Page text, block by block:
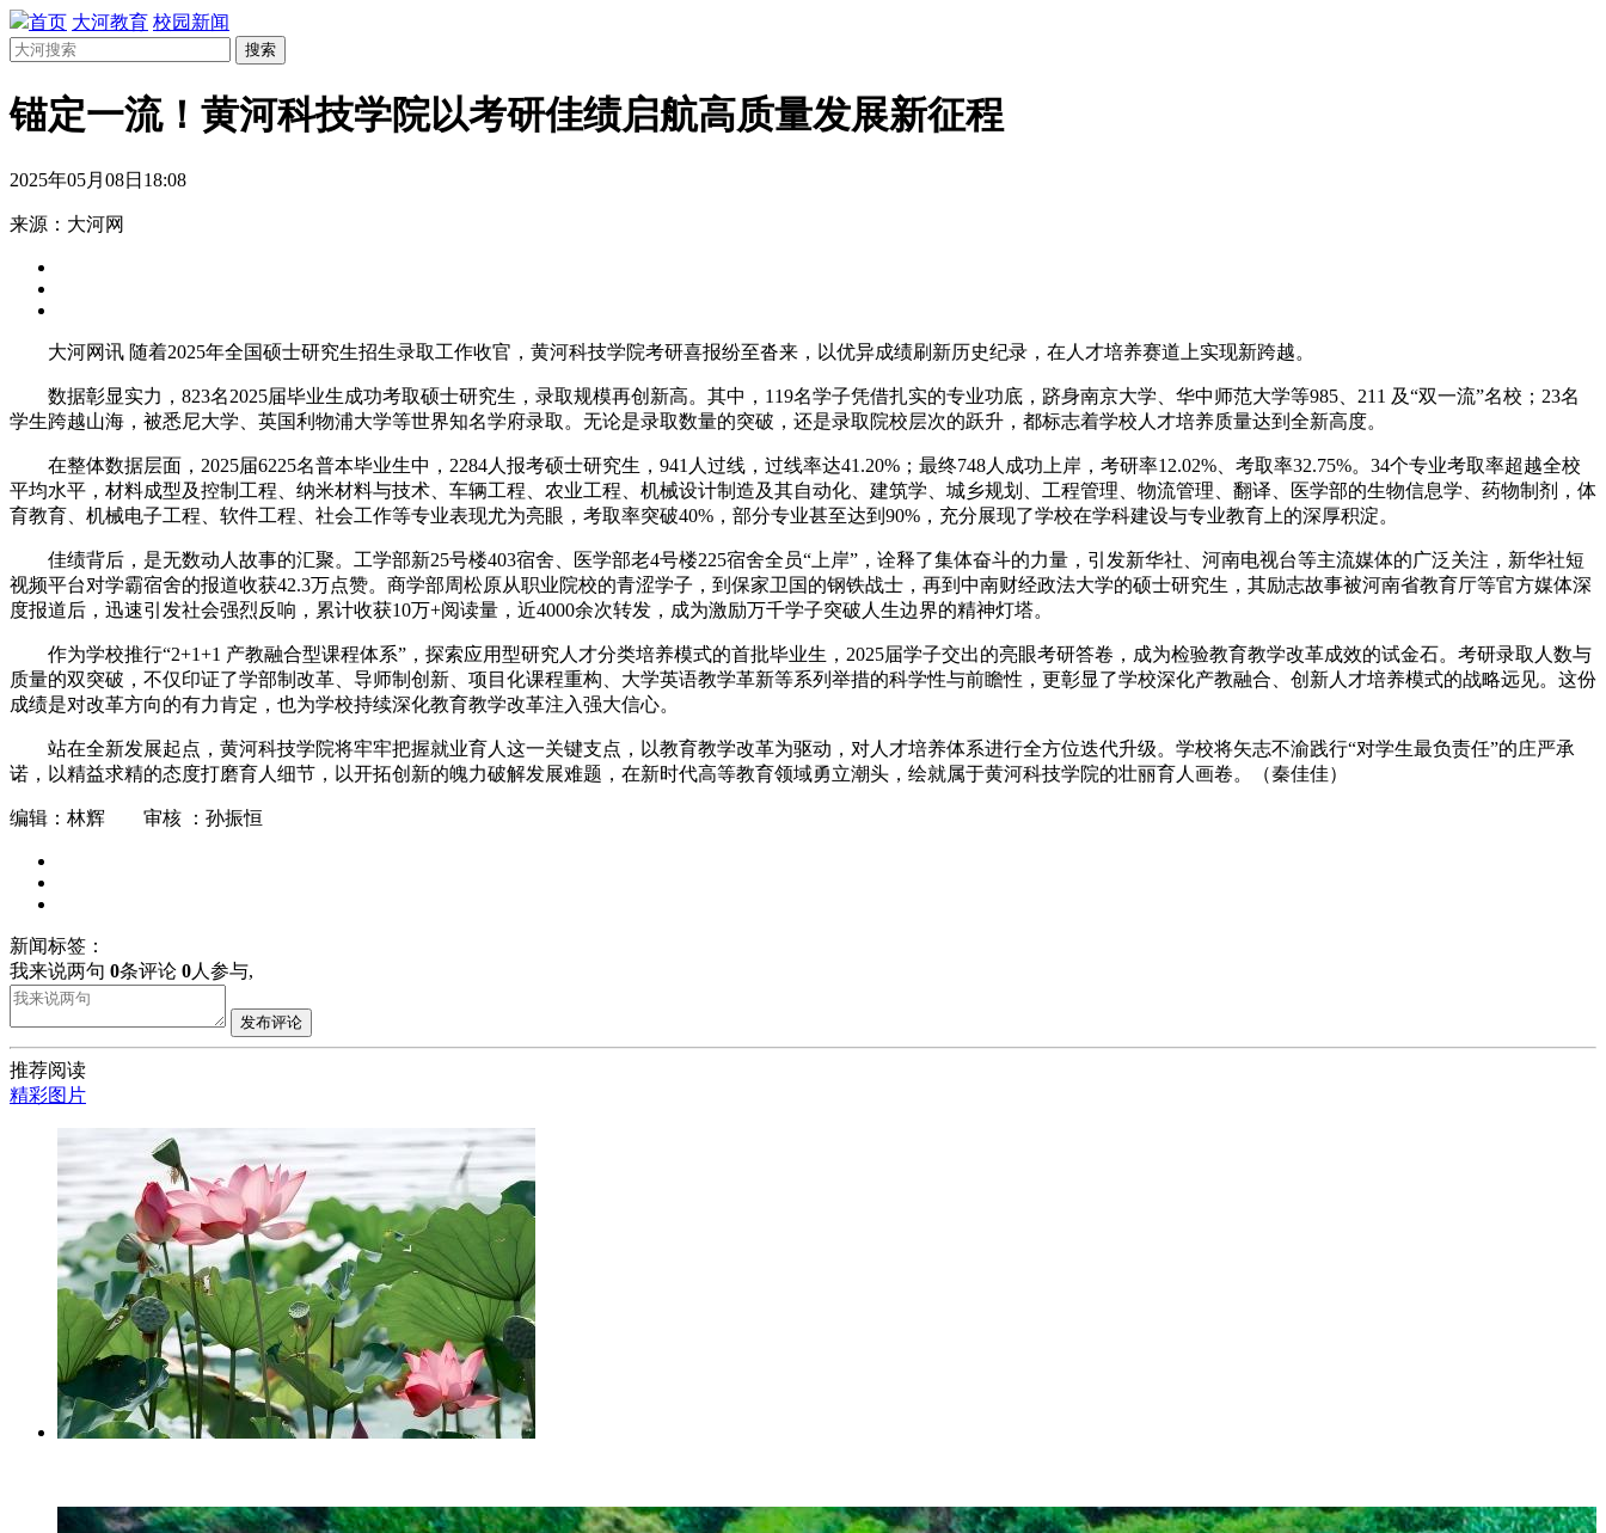
首页 大河教育 校园新闻
搜索
锚定一流！黄河科技学院以考研佳绩启航高质量发展新征程
2025年05月08日18:08
来源：大河网
大河网讯 随着2025年全国硕士研究生招生录取工作收官，黄河科技学院考研喜报纷至沓来，以优异成绩刷新历史纪录，在人才培养赛道上实现新跨越。
数据彰显实力，823名2025届毕业生成功考取硕士研究生，录取规模再创新高。其中，119名学子凭借扎实的专业功底，跻身南京大学、华中师范大学等985、211 及“双一流”名校；23名
学生跨越山海，被悉尼大学、英国利物浦大学等世界知名学府录取。无论是录取数量的突破，还是录取院校层次的跃升，都标志着学校人才培养质量达到全新高度。
在整体数据层面，2025届6225名普本毕业生中，2284人报考硕士研究生，941人过线，过线率达41.20%；最终748人成功上岸，考研率12.02%、考取率32.75%。34个专业考取率超越全校
平均水平，材料成型及控制工程、纳米材料与技术、车辆工程、农业工程、机械设计制造及其自动化、建筑学、城乡规划、工程管理、物流管理、翻译、医学部的生物信息学、药物制剂，体
育教育、机械电子工程、软件工程、社会工作等专业表现尤为亮眼，考取率突破40%，部分专业甚至达到90%，充分展现了学校在学科建设与专业教育上的深厚积淀。
佳绩背后，是无数动人故事的汇聚。工学部新25号楼403宿舍、医学部老4号楼225宿舍全员“上岸”，诠释了集体奋斗的力量，引发新华社、河南电视台等主流媒体的广泛关注，新华社短
视频平台对学霸宿舍的报道收获42.3万点赞。商学部周松原从职业院校的青涩学子，到保家卫国的钢铁战士，再到中南财经政法大学的硕士研究生，其励志故事被河南省教育厅等官方媒体深
度报道后，迅速引发社会强烈反响，累计收获10万+阅读量，近4000余次转发，成为激励万千学子突破人生边界的精神灯塔。
作为学校推行“2+1+1 产教融合型课程体系”，探索应用型研究人才分类培养模式的首批毕业生，2025届学子交出的亮眼考研答卷，成为检验教育教学改革成效的试金石。考研录取人数与
质量的双突破，不仅印证了学部制改革、导师制创新、项目化课程重构、大学英语教学革新等系列举措的科学性与前瞻性，更彰显了学校深化产教融合、创新人才培养模式的战略远见。这份
成绩是对改革方向的有力肯定，也为学校持续深化教育教学改革注入强大信心。
站在全新发展起点，黄河科技学院将牢牢把握就业育人这一关键支点，以教育教学改革为驱动，对人才培养体系进行全方位迭代升级。学校将矢志不渝践行“对学生最负责任”的庄严承
诺，以精益求精的态度打磨育人细节，以开拓创新的魄力破解发展难题，在新时代高等教育领域勇立潮头，绘就属于黄河科技学院的壮丽育人画卷。（秦佳佳）
编辑：林辉 审核 ：孙振恒
新闻标签：
我来说两句 0条评论 0人参与,
发布评论
推荐阅读